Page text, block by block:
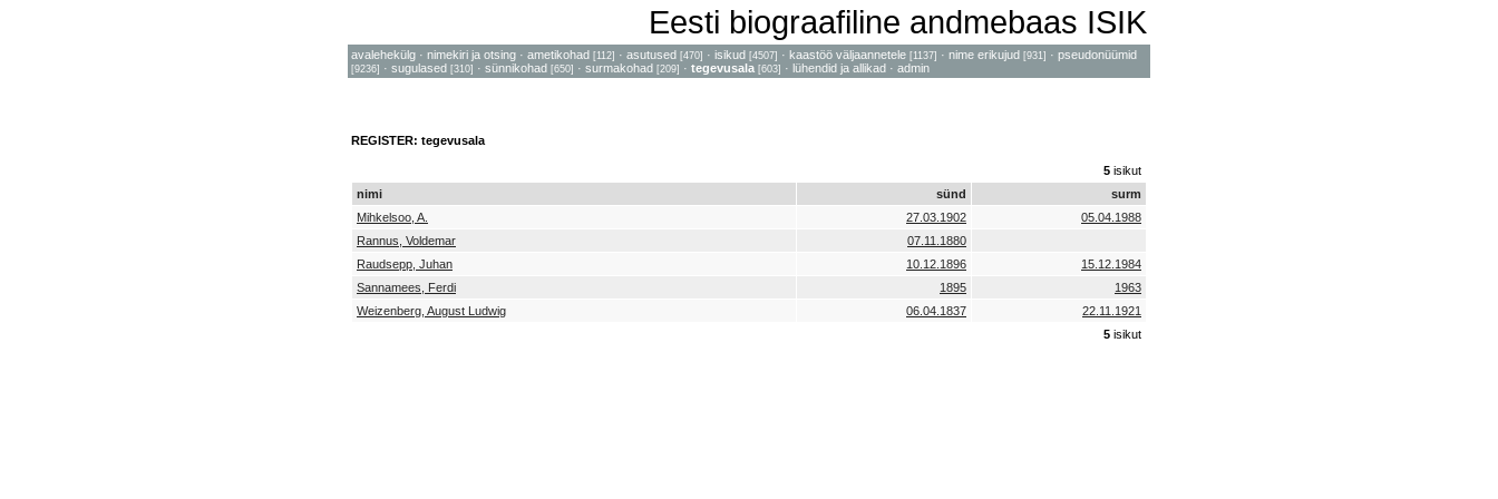
Eesti biograafiline andmebaas ISIK
avalehekülg · nimekiri ja otsing · ametikohad [112] · asutused [470] · isikud [4507] · kaastöö väljaannetele [1137] · nime erikujud [931] · pseudonüümid
[9236] · sugulased [310] · sünnikohad [650] · surmakohad [209] · tegevusala [603] · lühendid ja allikad · admin
REGISTER: tegevusala
5 isikut
nimi
sünd
surm
Mihkelsoo, A.
27.03.1902
05.04.1988
Rannus, Voldemar
07.11.1880
Raudsepp, Juhan
10.12.1896
15.12.1984
Sannamees, Ferdi
1895
1963
Weizenberg, August Ludwig
06.04.1837
22.11.1921
5 isikut